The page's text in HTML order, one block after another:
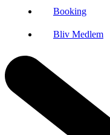
Booking
Bliv Medlem